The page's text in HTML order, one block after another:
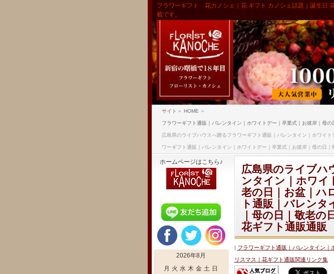
フラワーギフト 花カノシェ｜花 ギフト カノシェ話題｜誕生日
載です。
サイト » HOME »
フラワーギフト通販｜バレンタイン｜ホワイトデー｜卒業式｜お彼岸｜母
広島県のライブハウスへ贈るフラワーギフト通販｜バレンタイン｜ホワイ
ワーギフト通販｜バレンタイン｜ホワイトデー｜卒業式｜お彼岸｜母の日
広島県のライブハ
ンタイン｜ホワイ
老の日｜お盆｜ハ
ト通販｜バレン
｜母の日｜敬老の
花ギフト通販通販
フラワーギフト通販｜バレンタイン
リスマス｜花ギフト通販関連リンク集
ホームページはこちら♪
2026年8月
月 火 水 木 金 土 日